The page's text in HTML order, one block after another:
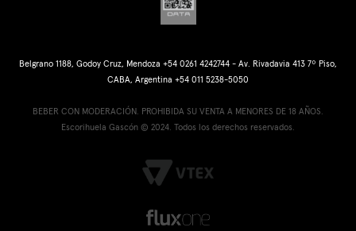
Belgrano 1188, Godoy Cruz, Mendoza +54 0261 4242744 - Av. Rivadavia 413 7º Piso,
CABA, Argentina +54 011 5238-5050
BEBER CON MODERACIÓN. PROHIBIDA SU VENTA A MENORES DE 18 AÑOS.
Escorihuela Gascón © 2024. Todos los derechos reservados.